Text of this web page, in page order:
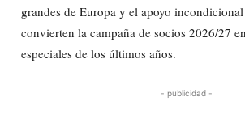
grandes de Europa y el apoyo
convierten la campaña de socios 2026/27
especiales de los últimos años.
- publicidad -